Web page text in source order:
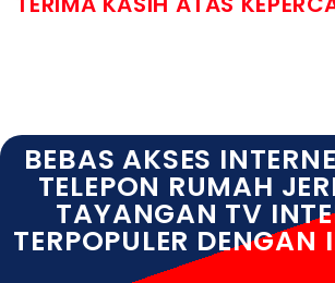
BEBAS AKSES
TELEPON RUMAH
TAYANGAN TV
TERPOPULER DENGAN